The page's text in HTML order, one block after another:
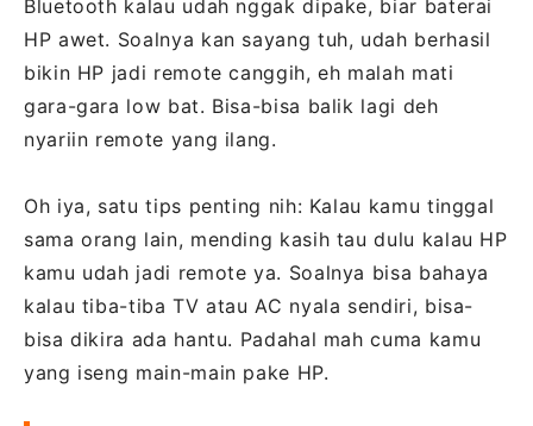
Bluetooth kalau udah nggak dipake, biar baterai
HP awet. Soalnya kan sayang tuh, udah berhasil
bikin HP jadi remote canggih, eh malah mati
gara-gara low bat. Bisa-bisa balik lagi deh
nyariin remote yang ilang.
Oh iya, satu tips penting nih: Kalau kamu tinggal
sama orang lain, mending kasih tau dulu kalau HP
kamu udah jadi remote ya. Soalnya bisa bahaya
kalau tiba-tiba TV atau AC nyala sendiri, bisa-
bisa dikira ada hantu. Padahal mah cuma kamu
yang iseng main-main pake HP.